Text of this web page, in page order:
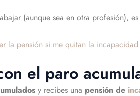
(aunque sea en otra profesión),
la pensión si me quitan la incapacidad
el paro
y recibes una pensión de